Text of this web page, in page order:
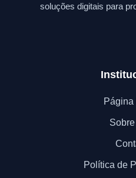
soluções digitais para
Página
Política de